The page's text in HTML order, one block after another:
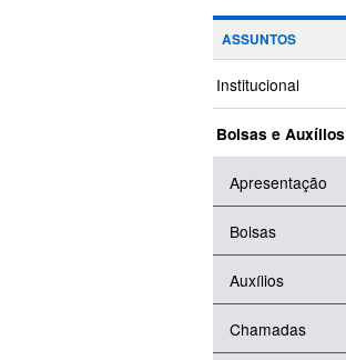
ASSUNTOS
Institucional
Bolsas e Auxílios
Apresentação
Bolsas
Auxílios
Chamadas